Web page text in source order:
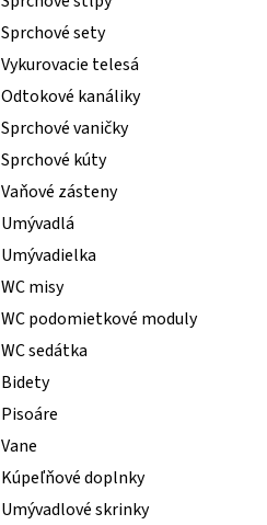
Sprchové sety
Vykurovacie telesá
Odtokové kanáliky
Sprchové vaničky
Sprchové kúty
Vaňové zásteny
Umývadlá
Umývadielka
WC misy
WC podomietkové moduly
WC sedátka
Bidety
Pisoáre
Vane
Kúpeľňové doplnky
Umývadlové skrinky